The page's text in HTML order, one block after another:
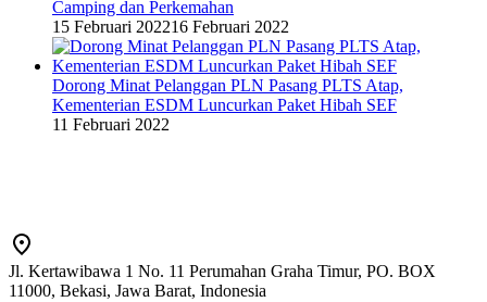
Camping dan Perkemahan
15 Februari 202216 Februari 2022
Dorong Minat Pelanggan PLN Pasang PLTS Atap,
Kementerian ESDM Luncurkan Paket Hibah SEF
11 Februari 2022
Jl. Kertawibawa 1 No. 11 Perumahan Graha Timur, PO. BOX
11000, Bekasi, Jawa Barat, Indonesia